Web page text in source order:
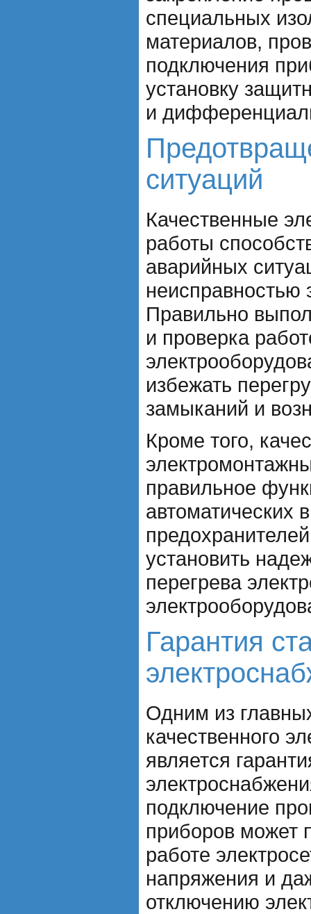
специальных
материалов,
подключения
установку
и
ситуаций
Качественные
работы
аварийных
неисправностью
Правильно
и проверка
избежать
замыканий и
Кроме того,
правильное
автоматических
установить
перегрева
Гарантия
Одним из
качественного
является
подключение
приборов может
работе
напряжения и
отключению